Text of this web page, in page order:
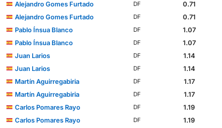
Alejandro Gomes Furtado DF
0.71
Alejandro Gomes Furtado
DF
0.71
Pablo Ínsua Blanco
DF
1.07
Pablo Ínsua Blanco
DF
1.07
Juan Larios
DF
1.14
Juan Larios
DF
1.14
Martín Aguirregabiria
DF
1.17
Martín Aguirregabiria
DF
1.17
Carlos Pomares Rayo
DF
1.19
Carlos Pomares Rayo
DF
1.19